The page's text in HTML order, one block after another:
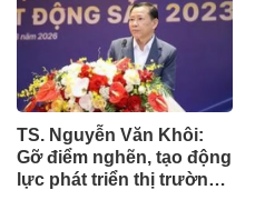
TS. Nguyễn Văn Khôi:
Gỡ điểm nghẽn, tạo động
lực phát triển thị trường